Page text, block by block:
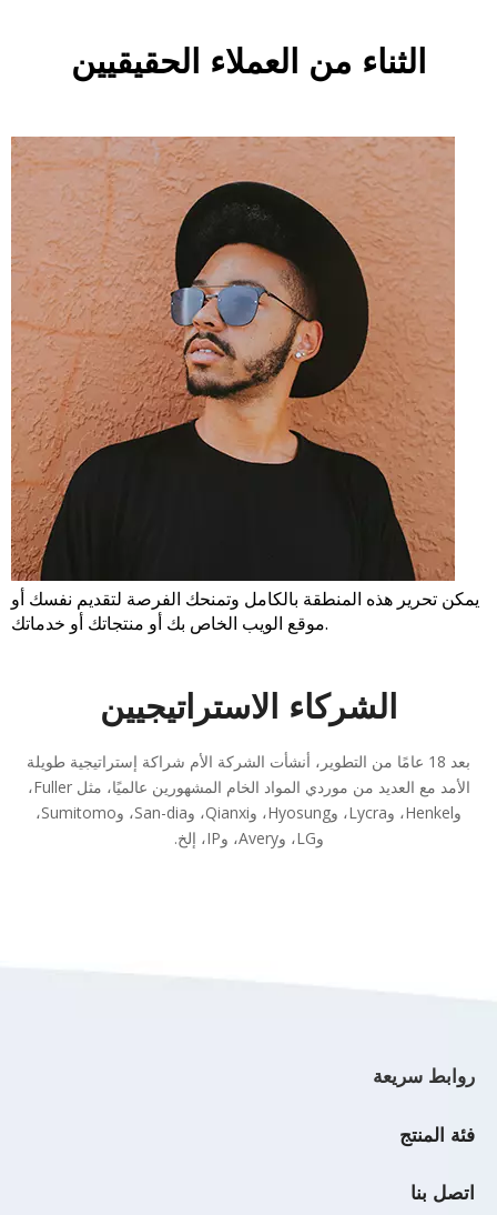
الثناء من العملاء الحقيقيين
يمكن تحرير هذه المنطقة بالكامل وتمنحك الفرصة لتقديم نفسك أو
موقع الويب الخاص بك أو منتجاتك أو خدماتك.
يمكن تحرير هذه المنطقة بالكامل وتمنحك الفرصة لتقديم نفسك أو
الشركاء الاستراتيجيين
بعد 18 عامًا من التطوير، أنشأت الشركة الأم شراكة إستراتيجية طويلة
الأمد مع العديد من موردي المواد الخام المشهورين عالميًا، مثل Fuller،
وHenkel، وLycra، وHyosung، وQianxi، وSan-dia، وSumitomo،
وLG، وAvery، وIP، إلخ.
روابط سريعة
فئة المنتج
اتصل بنا